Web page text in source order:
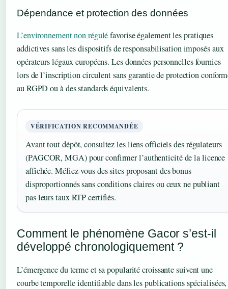
Dépendance et protection des données
L’environnement non réguléfavorise également les pratiques
addictives sans les dispositifs de responsabilisation imposés aux
opérateurs légaux européens. Les données personnelles fournies
lors de l’inscription circulent sans garantie de protection
au RGPD ou à des standards équivalents.
VÉRIFICATION RECOMMANDÉE
Avant tout dépôt, consultez les liens officiels des régulateurs
(PAGCOR, MGA) pour confirmer l’authenticité de la licence
affichée. Méfiez-vous des sites proposant des bonus
disproportionnés sans conditions claires ou ceux ne publiant
pas leurs taux RTP certifiés.
Comment le phénomène Gacor s’est-il
développé chronologiquement ?
L’émergence du terme et sa popularité croissante suivent une
courbe temporelle identifiable dans les publications spécialisées,